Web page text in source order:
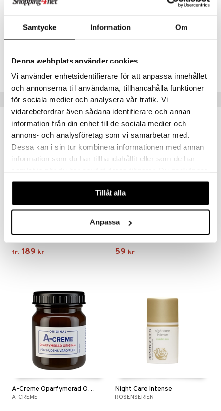
Samtycke Information Om
Denna webbplats använder cookies
Vi använder enhetsidentifierare för att anpassa innehållet
och annonserna till användarna, tillhandahålla funktioner
för sociala medier och analysera vår trafik. Vi
vidarebefordrar även sådana identifierare och annan
information från din enhet till de sociala medier och
annons- och analysföretag som vi samarbetar med.
Dessa kan i sin tur kombinera informationen med annan
information som du har tillhandahållit eller som de har
våra cookies vid fortsatt användande av vår webbplats.
Tillåt alla
Anpassa
* Ingredienser från ekologiskt jordbruk
Artikelnr
Populära produkter
Finns i flera varianter
AKZIN
fr. 189 kr
ORGANIC SHOP
59 kr
A-Creme Oparfymerad Original
A-CREME
Night Care Intense
ROSENSERIEN